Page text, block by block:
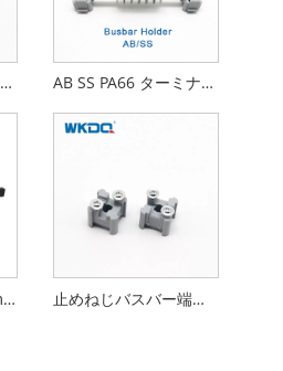
AB SS 2 ナイロン 66 端子バスバー ホルダー グレー難燃性 AB SS PA66 ターミナルバスバーホルダー難燃性
PA ナイロン 300V 4mm2 AKG バスバー端子台ネジ接続 止めねじバスバー端子台の難燃性灰色色